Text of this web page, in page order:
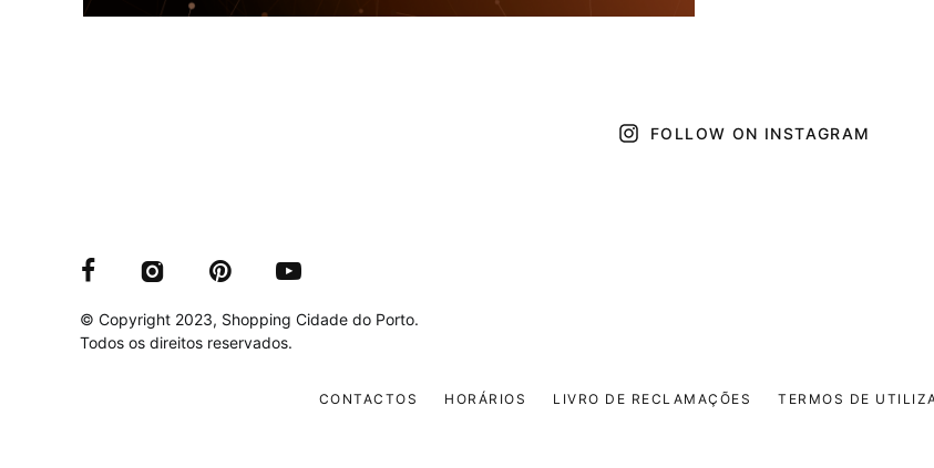
FOLLOW ON INSTAGRAM
© Copyright 2023, Shopping Cidade do Porto.
Todos os direitos reservados.
CONTACTOS HORÁRIOS LIVRO DE RECLAMAÇÕES TERMOS DE